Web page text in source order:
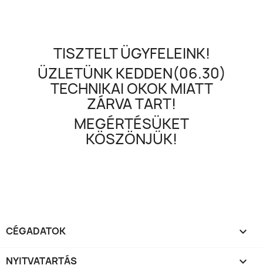
TISZTELT ÜGYFELEINK!
ÜZLETÜNK KEDDEN(06.30)
TECHNIKAI OKOK MIATT
ZÁRVA TART!
MEGÉRTÉSÜKET
KÖSZÖNJÜK!
CÉGADATOK 
NYITVATARTÁS 